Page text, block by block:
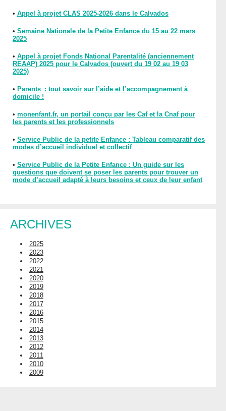
• Appel à projet CLAS 2025-2026 dans le Calvados
• Semaine Nationale de la Petite Enfance du 15 au 22 mars
2025
• Appel à projet Fonds National Parentalité (anciennement
REAAP) 2025 pour le Calvados (ouvert du 19 02 au 19 03
2025)
• Parents : tout savoir sur l’aide et l’accompagnement à
domicile !
• monenfant.fr, un portail conçu par les Caf et la Cnaf pour
les parents et les professionnels
• Service Public de la petite Enfance : Tableau comparatif des
modes d’accueil individuel et collectif
• Service Public de la Petite Enfance : Un guide sur les
questions que doivent se poser les parents pour trouver un
mode d’accueil adapté à leurs besoins et ceux de leur enfant
ARCHIVES
2025
2023
2022
2021
2020
2019
2018
2017
2016
2015
2014
2013
2012
2011
2010
2009